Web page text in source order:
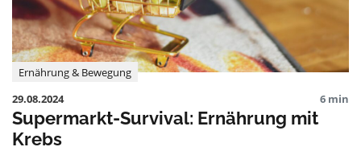
Ernährung & Bewegung
29.08.2024
6 min
Supermarkt-Survival: Ernährung mit
Krebs